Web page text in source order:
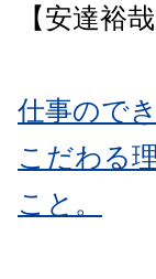
【安達裕哉
仕事ので
こだわる理
こと。